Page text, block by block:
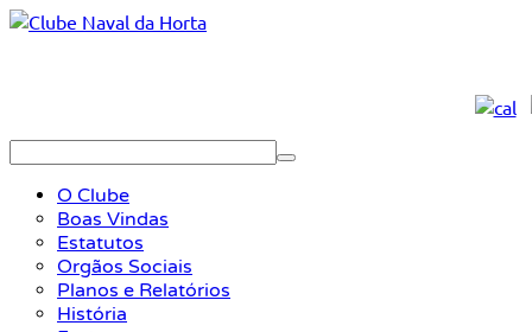
O Clube
Boas Vindas
Estatutos
Orgãos Sociais
Planos e Relatórios
História